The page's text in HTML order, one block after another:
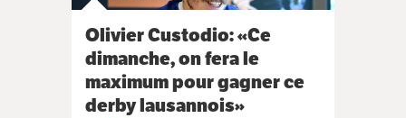
Olivier Custodio: «Ce
dimanche, on fera le
maximum pour gagner ce
derby lausannois»